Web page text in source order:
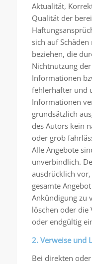
Aktualität,
Qualität der
sich auf
beziehen, die
Nichtnutzung
Informationen
fehlerhafter und
Informationen
grundsätzlich
des Autors kein
oder grob
Alle Angebote
unverbindlich.
ausdrücklich vor,
gesamte
Ankündigung zu
löschen oder die
oder endgültig
2. Verweise und
Bei direkten